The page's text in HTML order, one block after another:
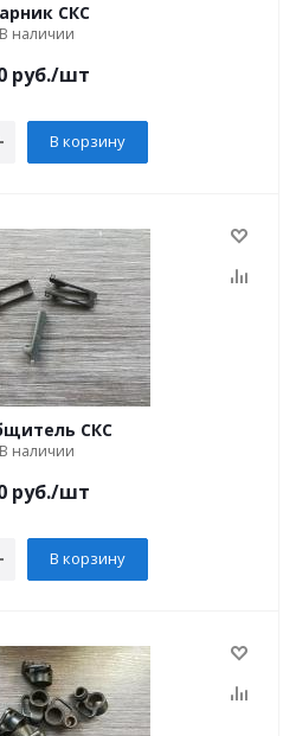
СКС
В наличии
руб./шт
В корзину
СКС
В наличии
руб./шт
В корзину